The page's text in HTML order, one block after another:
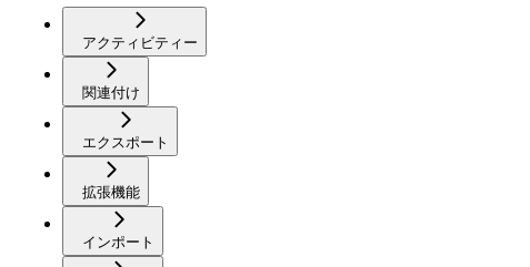
アクティビティー
関連付け
エクスポート
拡張機能
インポート